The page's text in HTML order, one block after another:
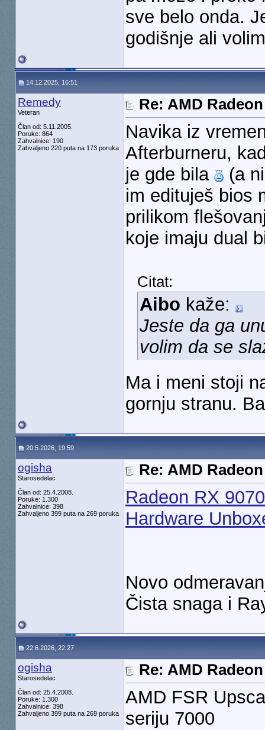
sve belo onda.
godišnje ali
14.12.2025, 16:51
Remedy
Veteran
Član od: 5.11.2005.
Poruke: 864
Zahvalnice: 190
Zahvaljeno 220 puta na 173 poruka
Re: AMD
Navika iz
Afterburneru,
je gde bila
(a
im edituješ bios
prilikom
koje imaju dual
Citat:
Aibo kaže:
Jeste da ga
volim da se
Ma i meni stoji
gornju stranu.
20.5.2026, 19:59
ogisha
Starosedelac
Član od: 25.4.2008.
Poruke: 1.300
Zahvalnice: 398
Zahvaljeno 399 puta na 269 poruka
Re: AMD
Radeon RX
Hardware
Novo
Čista snaga i
22.6.2026, 22:27
ogisha
Starosedelac
Član od: 25.4.2008.
Poruke: 1.300
Zahvalnice: 398
Zahvaljeno 399 puta na 269 poruka
Re: AMD
AMD FSR
seriju 7000